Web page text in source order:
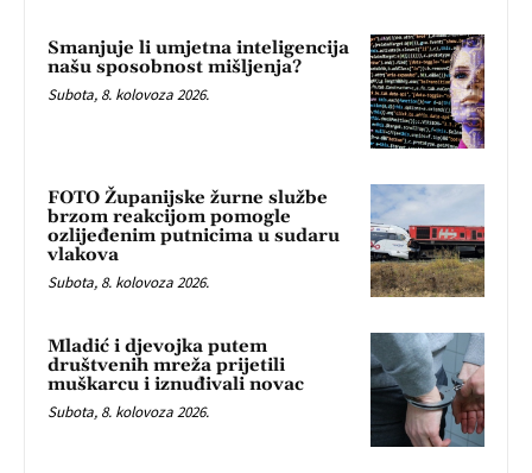
Smanjuje li umjetna inteligencija
našu sposobnost mišljenja?
Subota, 8. kolovoza 2026.
FOTO Županijske žurne službe
brzom reakcijom pomogle
ozlijeđenim putnicima u sudaru
vlakova
Subota, 8. kolovoza 2026.
Mladić i djevojka putem
društvenih mreža prijetili
muškarcu i iznuđivali novac
Subota, 8. kolovoza 2026.